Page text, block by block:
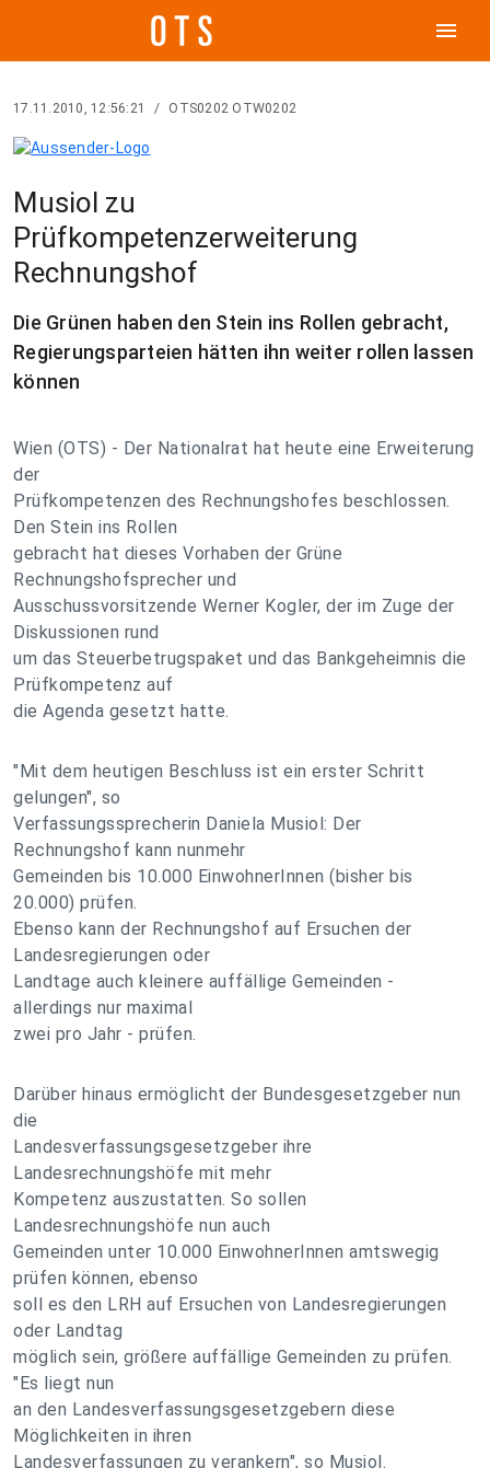
menu
17.11.2010, 12:56:21 / OTS0202 OTW0202
Musiol zu
Prüfkompetenzerweiterung
Rechnungshof
Die Grünen haben den Stein ins Rollen gebracht,
Regierungsparteien hätten ihn weiter rollen lassen
können
Wien (OTS) - Der Nationalrat hat heute eine Erweiterung
der
Prüfkompetenzen des Rechnungshofes beschlossen.
Den Stein ins Rollen
gebracht hat dieses Vorhaben der Grüne
Rechnungshofsprecher und
Ausschussvorsitzende Werner Kogler, der im Zuge der
Diskussionen rund
um das Steuerbetrugspaket und das Bankgeheimnis die
Prüfkompetenz auf
die Agenda gesetzt hatte.
"Mit dem heutigen Beschluss ist ein erster Schritt
gelungen", so
Verfassungssprecherin Daniela Musiol: Der
Rechnungshof kann nunmehr
Gemeinden bis 10.000 EinwohnerInnen (bisher bis
20.000) prüfen.
Ebenso kann der Rechnungshof auf Ersuchen der
Landesregierungen oder
Landtage auch kleinere auffällige Gemeinden -
allerdings nur maximal
zwei pro Jahr - prüfen.
Darüber hinaus ermöglicht der Bundesgesetzgeber nun
die
Landesverfassungsgesetzgeber ihre
Landesrechnungshöfe mit mehr
Kompetenz auszustatten. So sollen
Landesrechnungshöfe nun auch
Gemeinden unter 10.000 EinwohnerInnen amtswegig
prüfen können, ebenso
soll es den LRH auf Ersuchen von Landesregierungen
oder Landtag
möglich sein, größere auffällige Gemeinden zu prüfen.
"Es liegt nun
an den Landesverfassungsgesetzgebern diese
Möglichkeiten in ihren
Landesverfassungen zu verankern", so Musiol.